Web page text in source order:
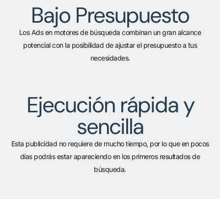
Bajo Presupuesto
Los Ads en motores de búsqueda combinan un gran alcance
potencial con la posibilidad de ajustar el presupuesto a tus
necesidades.
Ejecución rápida y
sencilla
Esta publicidad no requiere de mucho tiempo, por lo que en pocos
días podrás estar apareciendo en los primeros resultados de
búsqueda.